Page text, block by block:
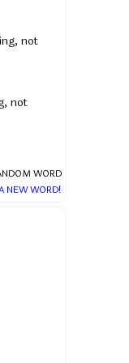
not
not
WORD
NEW WORD!